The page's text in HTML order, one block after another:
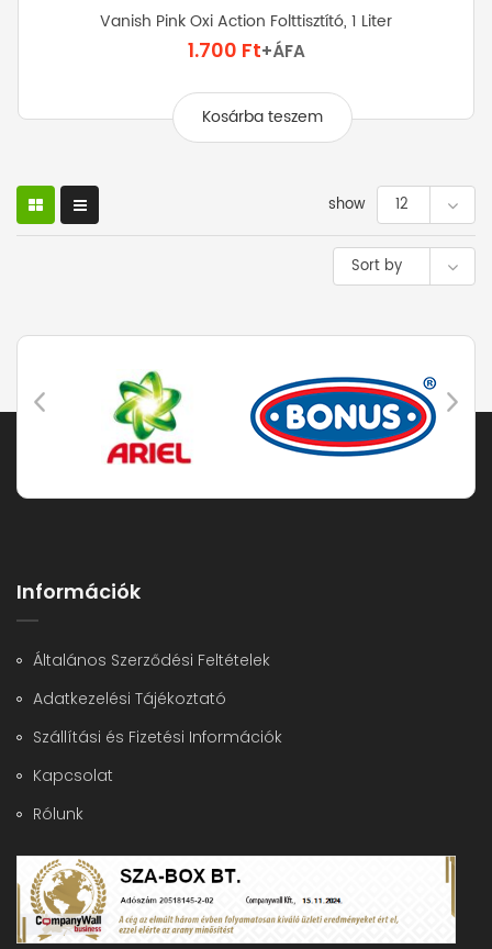
Vanish Pink Oxi Action Folttisztító, 1 Liter
1.700 Ft+ÁFA
Kosárba teszem
show 12
Sort by
Információk
Általános Szerződési Feltételek
Adatkezelési Tájékoztató
Szállítási és Fizetési Információk
Kapcsolat
Rólunk